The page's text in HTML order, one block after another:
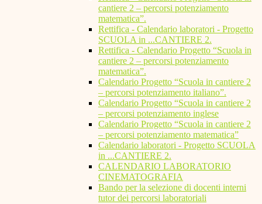
cantiere 2 – percorsi potenziamento
matematica”.
Rettifica - Calendario laboratori - Progetto
SCUOLA in ...CANTIERE 2.
Rettifica - Calendario Progetto “Scuola in
cantiere 2 – percorsi potenziamento
matematica”.
Calendario Progetto “Scuola in cantiere 2
– percorsi potenziamento italiano”.
Calendario Progetto “Scuola in cantiere 2
– percorsi potenziamento inglese
Calendario Progetto “Scuola in cantiere 2
– percorsi potenziamento matematica”
Calendario laboratori - Progetto SCUOLA
in ...CANTIERE 2.
CALENDARIO LABORATORIO
CINEMATOGRAFIA
Bando per la selezione di docenti interni
tutor dei percorsi laboratoriali